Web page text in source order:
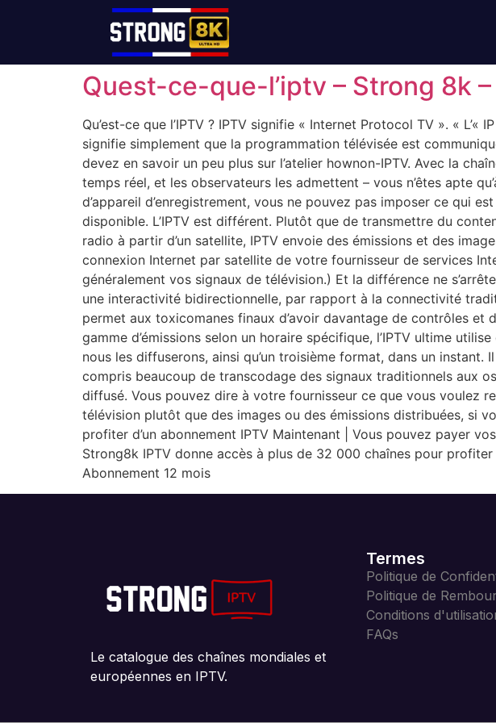
Quest-ce-que-l’iptv – Strong 8k
Qu’est-ce que l’IPTV ? IPTV signifie « Internet Protocol TV ». «
signifie simplement que la programmation télévisée est
devez en savoir un peu plus sur l’atelier hownon-IPTV. Avec la
temps réel, et les observateurs les admettent – vous n’êtes apte
d’appareil d’enregistrement, vous ne pouvez pas imposer ce qui
disponible. L’IPTV est différent. Plutôt que de transmettre du
radio à partir d’un satellite, IPTV envoie des émissions et des
connexion Internet par satellite de votre fournisseur de services
généralement vos signaux de télévision.) Et la différence ne
une interactivité bidirectionnelle, par rapport à la connectivité
permet aux toxicomanes finaux d’avoir davantage de contrôles
gamme d’émissions selon un horaire spécifique, l’IPTV ultime
nous les diffuserons, ainsi qu’un troisième format, dans un
compris beaucoup de transcodage des signaux traditionnels aux
diffusé. Vous pouvez dire à votre fournisseur ce que vous voulez
télévision plutôt que des images ou des émissions distribuées, si
profiter d’un abonnement IPTV Maintenant | Vous pouvez payer
Strong8k IPTV donne accès à plus de 32 000 chaînes pour
Abonnement 12 mois
Le catalogue des chaînes mondiales et
européennes en IPTV.
Termes
Politique de
Politique de
Conditions
FAQs